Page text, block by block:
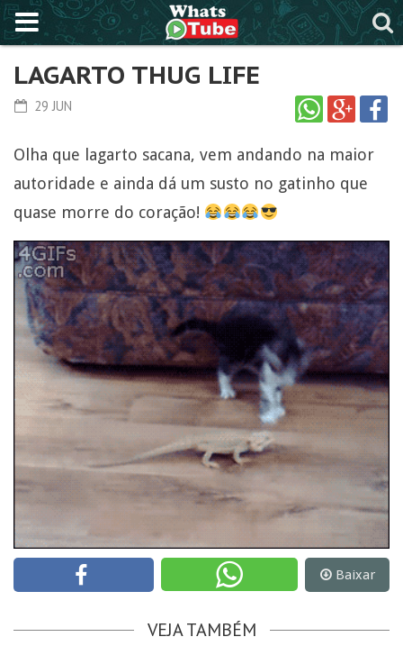
LAGARTO THUG LIFE
29 JUN
Olha que lagarto sacana, vem andando na maior
autoridade e ainda dá um susto no gatinho que
quase morre do coração!
Baixar
VEJA TAMBÉM